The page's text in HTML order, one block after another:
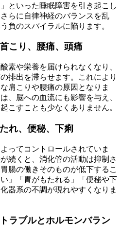
といった睡眠障害を引き起こし
らに自律神経のバランスを乱
負のスパイラルに陥ります。
こり、腰痛、頭痛
素や栄養を届けられなくなり、
排出を滞らせます。これにより
肩こりや腰痛の原因となりま
、脳への血流にも影響を与え、
こすことも少なくありません。
れ、便秘、下痢
ってコントロールされていま
続くと、消化管の活動は抑制さ
腸の働きそのものが低下するこ
」「胃がもたれる」「便秘や下
器系の不調が現れやすくなりま
ラブルとホルモンバラン